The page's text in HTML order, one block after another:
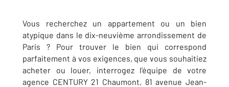
Vous recherchez un appartement ou un bien
atypique dans le dix-neuvième arrondissement de
Paris ? Pour trouver le bien qui correspond
parfaitement à vos exigences, que vous souhaitiez
acheter ou louer, interrogez l’équipe de votre
agence CENTURY 21 Chaumont, 81 avenue Jean-